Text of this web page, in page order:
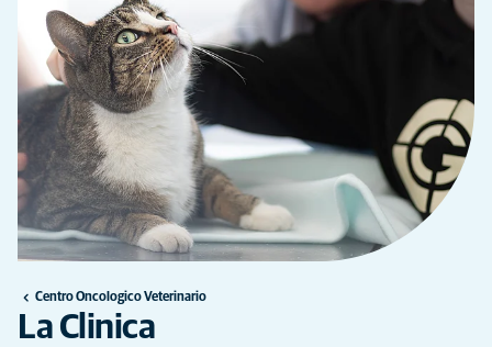
Centro Oncologico Veterinario
La Clinica